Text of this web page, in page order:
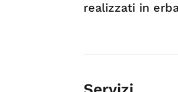
realizzati in